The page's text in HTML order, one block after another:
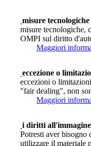
misure tecnologiche
misure tecnologiche,
OMPI sul diritto
Maggiori
eccezione o
eccezioni o
"fair dealing", non
Maggiori
i diritti
Potresti aver
utilizzare il materiale